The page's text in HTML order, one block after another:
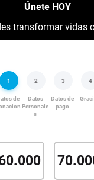
Únete HOY
transformar vidas